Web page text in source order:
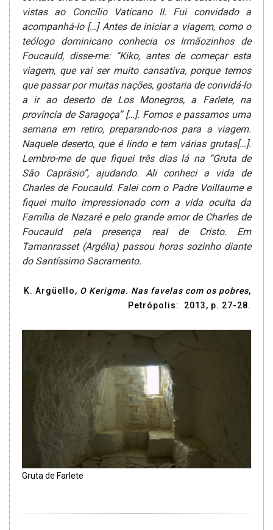
vistas ao Concílio Vaticano II. Fui convidado a
acompanhá-lo […] Antes de iniciar a viagem, como o
teólogo dominicano conhecia os Irmãozinhos de
Foucauld, disse-me: “Kiko, antes de começar esta
viagem, que vai ser muito cansativa, porque temos
que passar por muitas nações, gostaria de convidá-lo
a ir ao deserto de Los Monegros, a Farlete, na
província de Saragoça” […]. Fomos e passamos uma
semana em retiro, preparando-nos para a viagem.
Naquele deserto, que é lindo e tem várias grutas[…].
Lembro-me de que fiquei três dias lá na “Gruta de
São Caprásio”, ajudando. Ali conheci a vida de
Charles de Foucauld. Falei com o Padre Voillaume e
fiquei muito impressionado com a vida oculta da
Família de Nazaré e pelo grande amor de Charles de
Foucauld pela presença real de Cristo. Em
Tamanrasset (Argélia) passou horas sozinho diante
do Santíssimo Sacramento.
K. Argüello, O Kerigma. Nas favelas com os pobres,
Petrópolis: 2013, p. 27-28.
Gruta de Farlete